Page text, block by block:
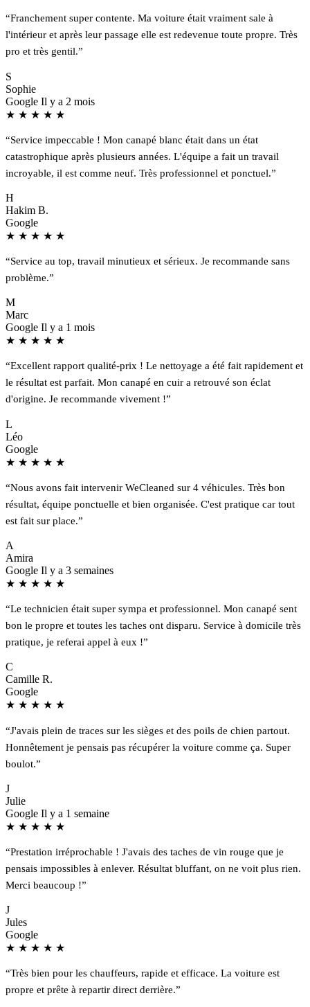
“Franchement super contente. Ma voiture était vraiment sale à
l'intérieur et après leur passage elle est redevenue toute propre. Très
pro et très gentil.”
S
Sophie
Google Il y a 2 mois
★ ★ ★ ★ ★
“Service impeccable ! Mon canapé blanc était dans un état
catastrophique après plusieurs années. L'équipe a fait un travail
incroyable, il est comme neuf. Très professionnel et ponctuel.”
H
Hakim B.
Google
★ ★ ★ ★ ★
“Service au top, travail minutieux et sérieux. Je recommande sans
problème.”
M
Marc
Google Il y a 1 mois
★ ★ ★ ★ ★
“Excellent rapport qualité-prix ! Le nettoyage a été fait rapidement et
le résultat est parfait. Mon canapé en cuir a retrouvé son éclat
d'origine. Je recommande vivement !”
L
Léo
Google
★ ★ ★ ★ ★
“Nous avons fait intervenir WeCleaned sur 4 véhicules. Très bon
résultat, équipe ponctuelle et bien organisée. C'est pratique car tout
est fait sur place.”
A
Amira
Google Il y a 3 semaines
★ ★ ★ ★ ★
“Le technicien était super sympa et professionnel. Mon canapé sent
bon le propre et toutes les taches ont disparu. Service à domicile très
pratique, je referai appel à eux !”
C
Camille R.
Google
★ ★ ★ ★ ★
“J'avais plein de traces sur les sièges et des poils de chien partout.
Honnêtement je pensais pas récupérer la voiture comme ça. Super
boulot.”
J
Julie
Google Il y a 1 semaine
★ ★ ★ ★ ★
“Prestation irréprochable ! J'avais des taches de vin rouge que je
pensais impossibles à enlever. Résultat bluffant, on ne voit plus rien.
Merci beaucoup !”
J
Jules
Google
★ ★ ★ ★ ★
“Très bien pour les chauffeurs, rapide et efficace. La voiture est
propre et prête à repartir direct derrière.”